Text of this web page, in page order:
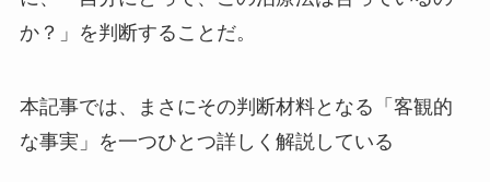
か？」を判断することだ。
本記事では、まさにその判断材料となる「客観的
な事実」を一つひとつ詳しく解説している